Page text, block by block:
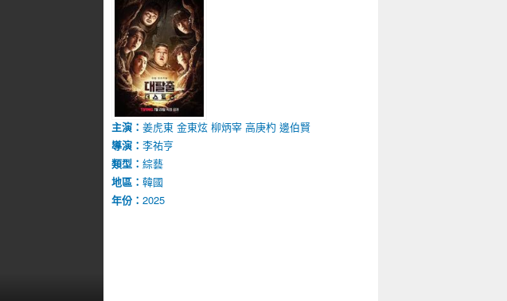
主演： 姜虎東 金東炫 柳炳宰 高庚杓 邊伯賢
導演： 李祐亨
類型： 綜藝
地區： 韓國
年份： 2025